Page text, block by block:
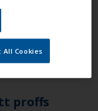
sedan med
eller Pre-Kote
proffs
All Cookies